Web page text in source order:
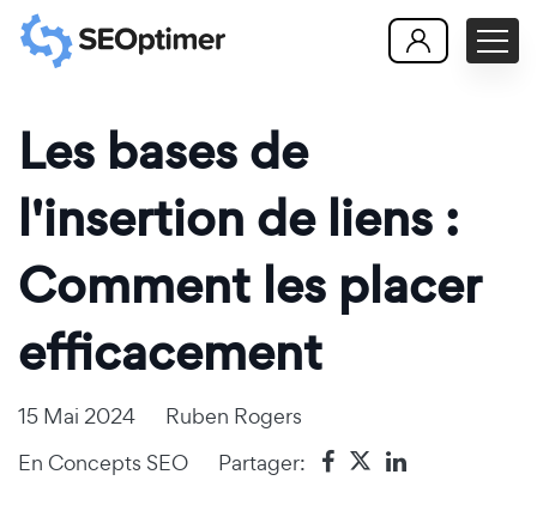
Les bases de
l'insertion de liens :
Comment les placer
efficacement
15 Mai 2024
Ruben Rogers
En Concepts SEO Partager: